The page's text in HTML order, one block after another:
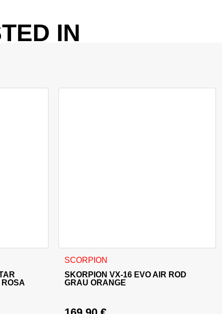
IN
Varianten auf. Die Optionen können auf der Produktseite
SCORPION
SKORPION VX-16 EVO AIR ROD
GRAU ORANGE
Dieses Produkt weist mehrere Varianten